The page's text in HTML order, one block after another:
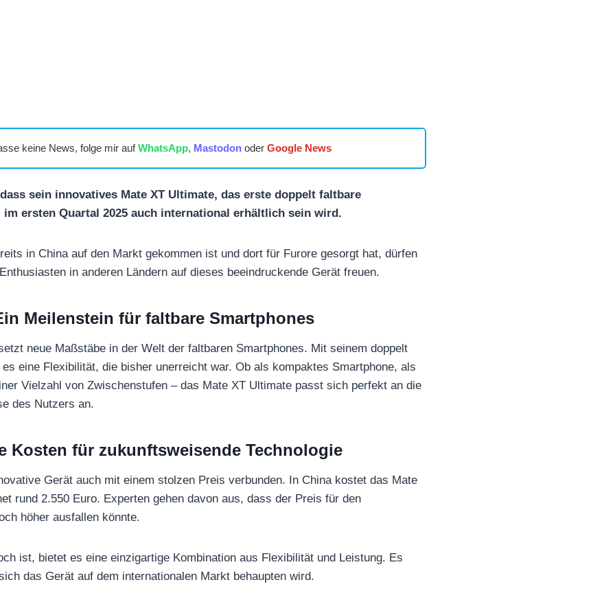
keine News, folge mir aufWhatsApp, Mastodonoder Google News
sein innovatives Mate XT Ultimate, das erste doppelt faltbare
im ersten Quartal 2025 auch international erhältlich sein wird.
in China auf den Markt gekommen ist und dort für Furore gesorgt hat, dürfen
in anderen Ländern auf dieses beeindruckende Gerät freuen.
Meilenstein für faltbare Smartphones
neue Maßstäbe in der Welt der faltbaren Smartphones. Mit seinem doppelt
eine Flexibilität, die bisher unerreicht war. Ob als kompaktes Smartphone, als
Vielzahl von Zwischenstufen – das Mate XT Ultimate passt sich perfekt an die
des Nutzers an.
Kosten für zukunftsweisende Technologie
Gerät auch mit einem stolzen Preis verbunden. In China kostet das Mate
rund 2.550 Euro. Experten gehen davon aus, dass der Preis für den
höher ausfallen könnte.
ist, bietet es eine einzigartige Kombination aus Flexibilität und Leistung. Es
das Gerät auf dem internationalen Markt behaupten wird.